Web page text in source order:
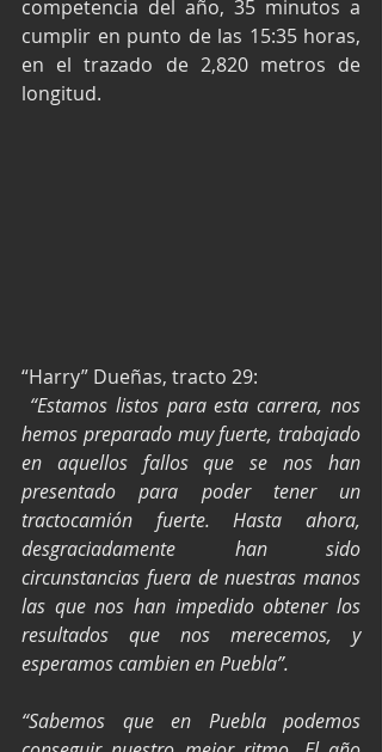
competencia del año, 35 minutos a
cumplir en punto de las 15:35 horas,
en el trazado de 2,820 metros de
longitud.
“Harry” Dueñas, tracto 29:
“Estamos listos para esta carrera, nos
hemos preparado muy fuerte, trabajado
en aquellos fallos que se nos han
presentado para poder tener un
tractocamión fuerte. Hasta ahora,
desgraciadamente han sido
circunstancias fuera de nuestras manos
las que nos han impedido obtener los
resultados que nos merecemos, y
esperamos cambien en Puebla”.
“Sabemos que en Puebla podemos